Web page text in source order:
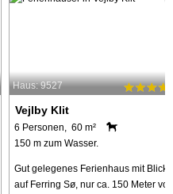
Haus: 9527
Vejlby Klit
6 Personen, 60 m²
150 m zum Wasser.
Gut gelegenes Ferienhaus mit Blick
auf Ferring Sø, nur ca. 150 Meter